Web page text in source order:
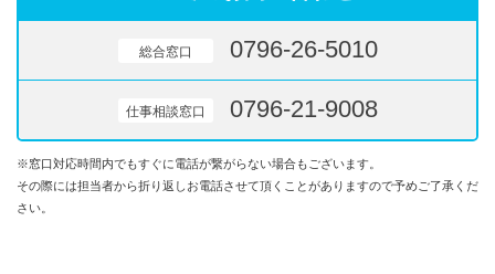
総合窓口 0796-26-5010
仕事相談窓口 0796-21-9008
※窓口対応時間内でもすぐに電話が繋がらない場合もございます。
その際には担当者から折り返しお電話させて頂くことがありますので予めご了承くだ
さい。